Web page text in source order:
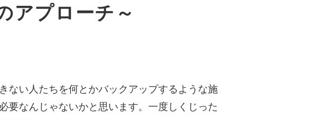
アプローチ～
ない人たちを何とかバックアップするような施
要なんじゃないかと思います。一度しくじった